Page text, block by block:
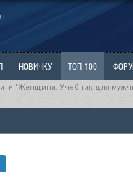
НОВИЧКУ ТОП-100
Ветка: Наболевшее. Выскажись!
"Женщина. Учебник для